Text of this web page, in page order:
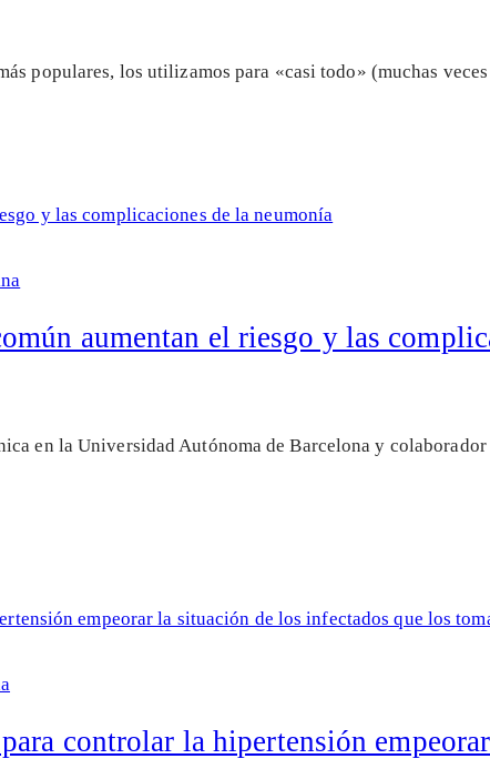
populares, los utilizamos para «casi todo» (muchas
aumentan el riesgo y las
en la Universidad Autónoma de Barcelona y
controlar la hipertensión